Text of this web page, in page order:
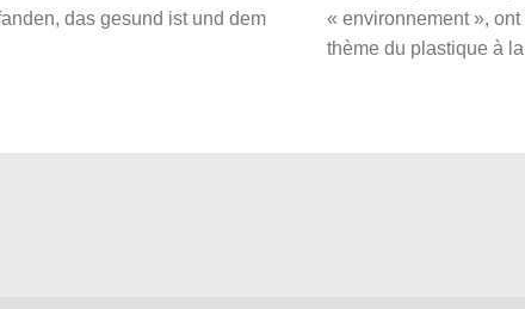
das gesund ist und dem
« environnement »,
thème du plastique à